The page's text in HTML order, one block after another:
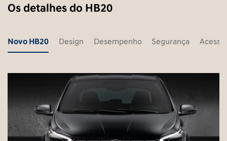
Os detalhes do HB20
Novo HB20 Design Desempenho Segurança